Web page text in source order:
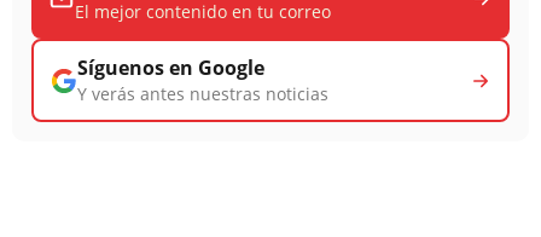
El mejor contenido en tu correo
Síguenos en Google
Y verás antes nuestras noticias